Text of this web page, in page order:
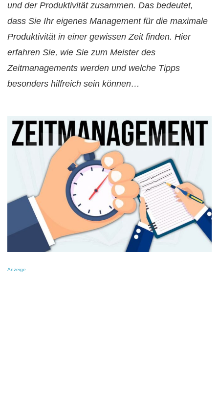
und der Produktivitätzusammen. Das bedeutet,
dass Sie Ihr eigenes Management für die maximale
Produktivität in einer gewissen Zeit finden. Hier
erfahren Sie, wie Sie zum Meister des
Zeitmanagements werden und welche Tipps
besonders hilfreich sein können…
Anzeige